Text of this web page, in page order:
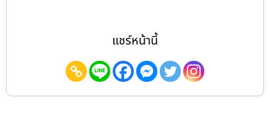
แชร์หน้านี้